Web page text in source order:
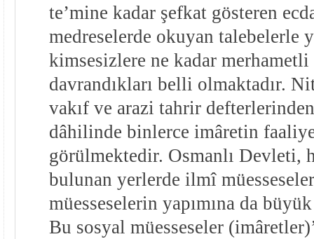
te’mine kadar şefkat gösteren
medreselerde okuyan talebelerle
kimsesizlere ne kadar
davrandıkları belli olmaktadır.
vakıf ve arazi tahrir
dâhilinde binlerce imâretin
görülmektedir. Osmanlı Devleti,
bulunan yerlerde ilmî
müesseselerin yapımına da
Bu sosyal müesseseler